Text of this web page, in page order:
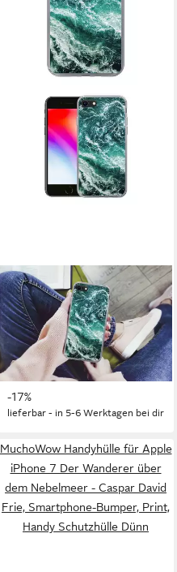
MUCHOWOW
Handyhülle für Apple iPhone
7 Marmor - Gemustert -
Natursteine, Smartphone-
Bumper, Print, Handy
Schutzhülle Dünn
19,95 € UVP24,00 €
-17%
lieferbar - in 5-6 Werktagen bei dir
MuchoWow Handyhülle für Apple
iPhone 7 Der Wanderer über
dem Nebelmeer - Caspar David
Frie, Smartphone-Bumper, Print,
Handy Schutzhülle Dünn